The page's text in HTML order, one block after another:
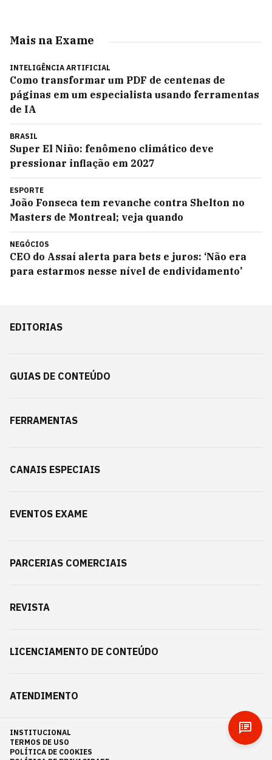
Mais na Exame
INTELIGÊNCIA ARTIFICIAL
Como transformar um PDF de centenas de
páginas em um especialista usando ferramentas
de IA
BRASIL
Super El Niño: fenômeno climático deve
pressionar inflação em 2027
ESPORTE
João Fonseca tem revanche contra Shelton no
Masters de Montreal; veja quando
NEGÓCIOS
CEO do Assaí alerta para bets e juros: ‘Não era
para estarmos nesse nível de endividamento’
EDITORIAS
GUIAS DE CONTEÚDO
FERRAMENTAS
CANAIS ESPECIAIS
EVENTOS EXAME
PARCERIAS COMERCIAIS
REVISTA
LICENCIAMENTO DE CONTEÚDO
ATENDIMENTO
INSTITUCIONAL
TERMOS DE USO
POLÍTICA DE COOKIES